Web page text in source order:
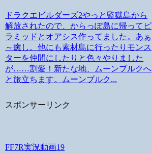
ドラクエビルダーズ2やっと監獄島から
解放されたので、からっぽ島に帰ってピ
ラミッドとオアシス作ってました。あぁ
～癒し。他にも素材島に行ったりモンス
ターを仲間にしたりと色々やりました
が……割愛！新たな地、ムーンブルクへ
と旅立ちます。ムーンブルク...
スポンサーリンク
FF7R実況動画19